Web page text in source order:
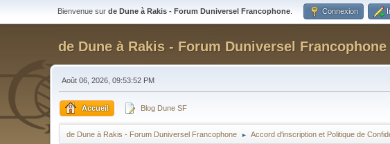
Bienvenue sur de Dune à Rakis - Forum Duniversel Francophone Connexion
de Dune à Rakis - Forum Duniversel Francophone
Août 06, 2026, 09:53:52 PM
Accueil Blog Dune SF
de Dune à Rakis - Forum Duniversel Francophone ► Accord d'inscription et Politique de